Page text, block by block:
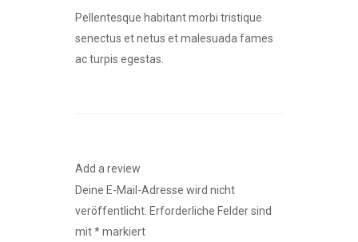
Pellentesque habitant morbi tristique
senectus et netus et malesuada fames
ac turpis egestas.
Add a review
Deine E-Mail-Adresse wird nicht
veröffentlicht. Erforderliche Felder sind
mit*markiert